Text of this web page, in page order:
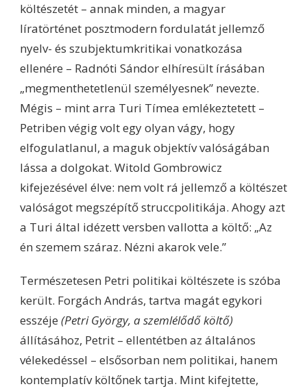
költészetét – annak minden, a magyar
líratörténet posztmodern fordulatát jellemző
nyelv- és szubjektumkritikai vonatkozása
ellenére – Radnóti Sándor elhíresült írásában
„megmenthetetlenül személyesnek” nevezte.
Mégis – mint arra Turi Tímea emlékeztetett –
Petriben végig volt egy olyan vágy, hogy
elfogulatlanul, a maguk objektív valóságában
lássa a dolgokat. Witold Gombrowicz
kifejezésével élve: nem volt rá jellemző a költészet
valóságot megszépítő struccpolitikája. Ahogy azt
a Turi által idézett versben vallotta a költő: „Az
én szemem száraz. Nézni akarok vele.”
Természetesen Petri politikai költészete is szóba
került. Forgách András, tartva magát egykori
esszéje (Petri György, a szemlélődő költő)
állításához, Petrit – ellentétben az általános
vélekedéssel – elsősorban nem politikai, hanem
kontemplatív költőnek tartja. Mint kifejtette,